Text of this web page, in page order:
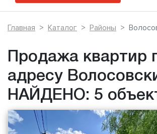
Главная Каталог Районы
Продажа квартир
адресу
НАЙДЕНО: 5